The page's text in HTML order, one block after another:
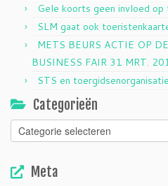
Gele koorts geen invloed
SLM gaat ook
METS BEURS ACTIE OP
BUSINESS FAIR 31 MRT.
STS en
Categorieën
Categorieën
Meta